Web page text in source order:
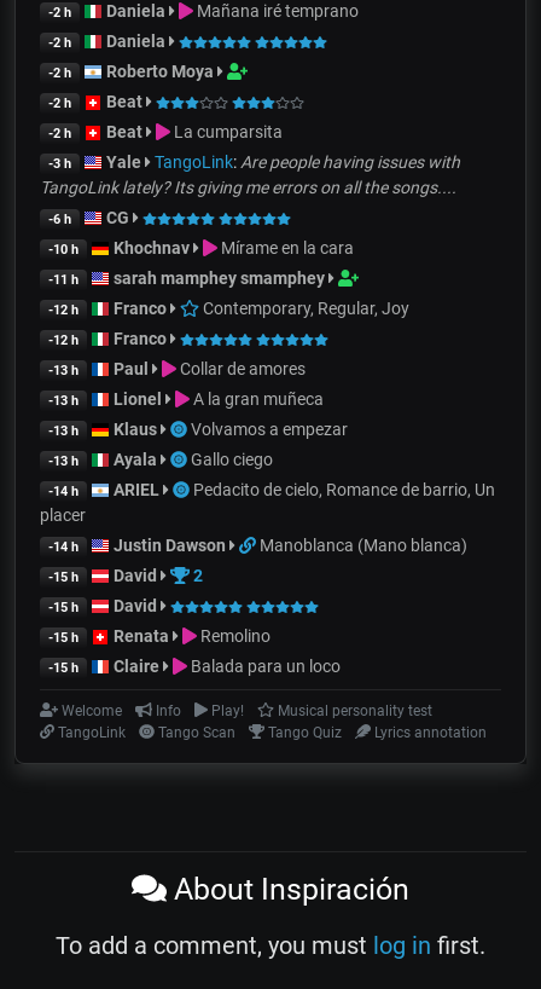
-2 h Daniela Mañana iré temprano
-2 h Daniela
-2 h Roberto Moya
-2 h Beat
-2 h Beat La cumparsita
-3 h Yale TangoLink: Are people having issues with
TangoLink lately? Its giving me errors on all the songs....
-6 h CG
-10 h Khochnav Mírame en la cara
-11 h sarah mamphey smamphey
-12 h Franco Contemporary, Regular, Joy
-12 h Franco
-13 h Paul Collar de amores
-13 h Lionel A la gran muñeca
-13 h Klaus Volvamos a empezar
-13 h Ayala Gallo ciego
-14 h ARIEL
Pedacito de cielo, Romance de barrio, Un
placer
-14 h Justin Dawson Manoblanca (Mano blanca)
-15 h David 2
-15 h David
-15 h Renata Remolino
-15 h Claire Balada para un loco
Welcome Info Play!
Musical personality test
TangoLink
Tango Scan Tango Quiz Lyrics annotation
About Inspiración
To add a comment, you must log in first.